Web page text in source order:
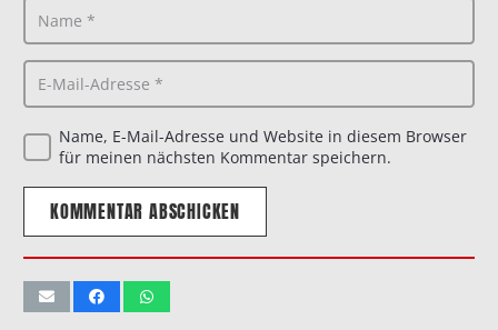
Name, E-Mail-Adresse und Website in diesem Browser
für meinen nächsten Kommentar speichern.
KOMMENTAR ABSCHICKEN